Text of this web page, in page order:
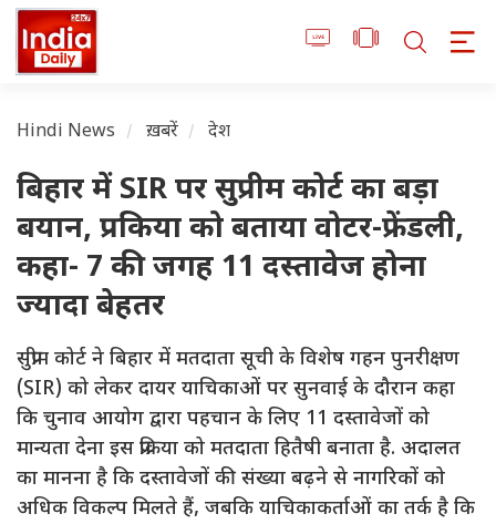
Hindi News ख़बरें देश
बिहार में SIR पर सुप्रीम कोर्ट का बड़ा
बयान, प्रकिया को बताया वोटर-फ्रेंडली,
कहा- 7 की जगह 11 दस्तावेज होना
ज्यादा बेहतर
सुप्रीम कोर्ट ने बिहार में मतदाता सूची के विशेष गहन पुनरीक्षण
(SIR) को लेकर दायर याचिकाओं पर सुनवाई के दौरान कहा
कि चुनाव आयोग द्वारा पहचान के लिए 11 दस्तावेजों को
मान्यता देना इस प्रक्रिया को मतदाता हितैषी बनाता है. अदालत
का मानना है कि दस्तावेजों की संख्या बढ़ने से नागरिकों को
अधिक विकल्प मिलते हैं, जबकि याचिकाकर्ताओं का तर्क है कि